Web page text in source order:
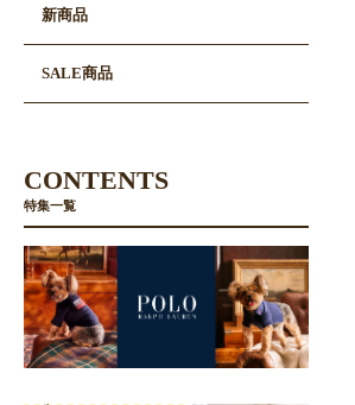
新商品
SALE商品
CONTENTS
特集一覧